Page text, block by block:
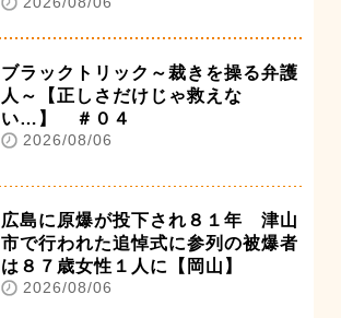
ブラックトリック～裁きを操る弁護
人～【正しさだけじゃ救えな
い…】 ＃０４
2026/08/06
広島に原爆が投下され８１年 津山
市で行われた追悼式に参列の被爆者
は８７歳女性１人に【岡山】
2026/08/06